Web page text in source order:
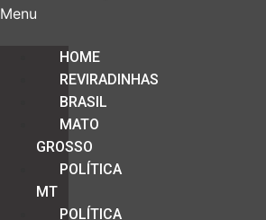
Menu
HOME
REVIRADINHAS
BRASIL
MATO
GROSSO
POLÍTICA
MT
POLÍTICA